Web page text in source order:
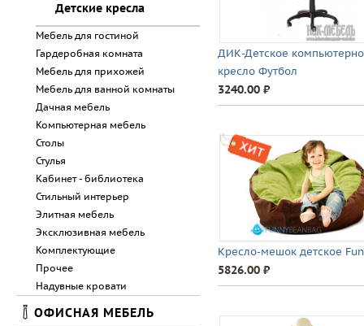
ДИК-Детское
кресло Футбол
3240.00 ⃏
Кресло-мешок детское
5826.00 ⃏
Детские кресла
Мебель для гостиной
Гардеробная комната
Мебель для прихожей
Мебель для ванной комнаты
Дачная мебель
Компьютерная мебель
Столы
Стулья
Кабинет - библиотека
Стильный интерьер
Элитная мебель
Эксклюзивная мебель
Комплектующие
Прочее
Надувные кровати
ОФИСНАЯ МЕБЕЛЬ